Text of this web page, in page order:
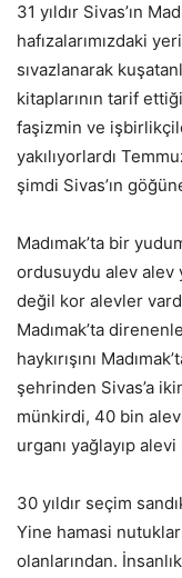
31 yıldır Sivas’ın
hafızalarımızdaki
sıvazlanarak
kitaplarının tarif
faşizmin ve
yakılıyorlardı
şimdi Sivas’ın
Madımak’ta bir
ordusuydu alev alev
değil kor alevler
Madımak’ta
haykırışını
şehrinden Sivas’a
münkirdi, 40 bin
urganı yağlayıp
30 yıldır seçim
Yine hamasi
olanlarından.